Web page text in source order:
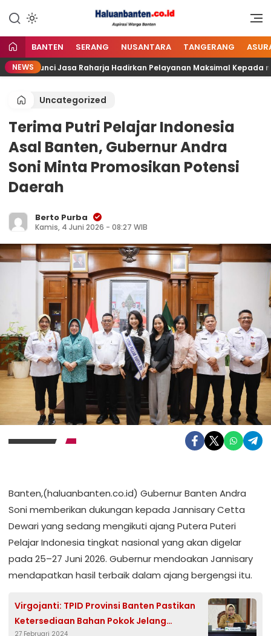
konten
Haluan Banten
Aspirasi Warga Banten
BANTEN SERANG NUSANTARA TANGERANG
NEWSKunci Jasa Raharja Hadirkan Pelayanan Maksimal Kepada
Uncategorized
Terima Putri Pelajar Indonesia
Asal Banten, Gubernur Andra
Soni Minta Promosikan Potensi
Daerah
Berto Purba
Kamis, 4 Juni 2026 - 08:27 WIB
Banten,(haluanbanten.co.id) Gubernur Banten Andra
Soni memberikan dukungan kepada Jannisary Cetta
Dewari yang sedang mengikuti ajang Putera Puteri
Pelajar Indonesia tingkat nasional yang akan digelar
pada 25–27 Juni 2026. Gubernur mendoakan Jannisary
mendapatkan hasil terbaik dalam ajang bergengsi itu.
Virgojanti: TPID Provinsi Banten Pastikan
Ketersediaan Bahan Pokok Jelang
27 Februari 2024